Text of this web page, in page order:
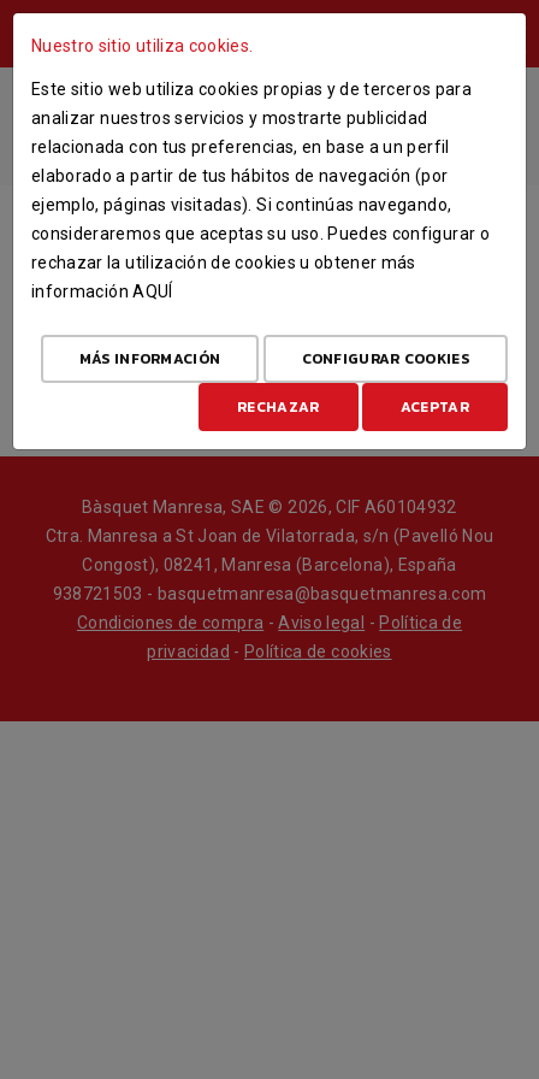
BABY
INICIO
PRECIO
BABY 202627 20,00
Bàsquet Manresa, SAE © 2026, CIF A60104932
Ctra. Manresa a St Joan de Vilatorrada, s/n (Pavelló Nou
Congost), 08241, Manresa (Barcelona), España
938721503 - basquetmanresa@basquetmanresa.com
Condiciones de compra -Aviso legal - Política de
privacidad - Política de cookies
Nuestro sitio utiliza cookies.
Este sitio web utiliza cookies propias y de terceros para
analizar nuestros servicios y mostrarte publicidad
relacionada con tus preferencias, en base a un perfil
elaborado a partir de tus hábitos de navegación (por
ejemplo, páginas visitadas). Si continúas navegando,
consideraremos que aceptas su uso. Puedes configurar o
rechazar la utilización de cookies u obtener más
informaciónAQUÍ
MÁS INFORMACIÓN CONFIGURAR COOKIES
RECHAZAR ACEPTAR